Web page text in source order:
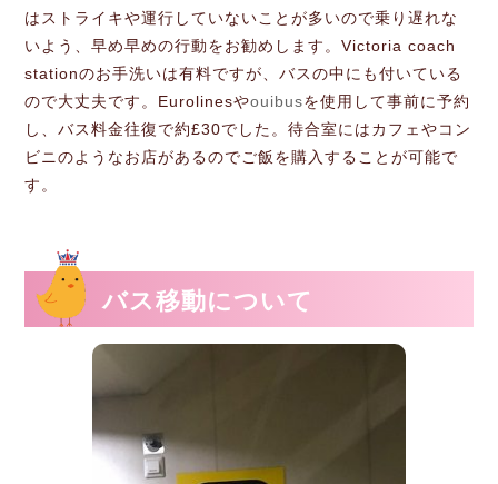
はストライキや運行していないことが多いので乗り遅れな
いよう、早め早めの行動をお勧めします。Victoria coach
stationのお手洗いは有料ですが、バスの中にも付いている
ので大丈夫です。 Eurolinesやouibusを使用して事前に予約
し、バス料金往復で約£30でした。待合室にはカフェやコン
ビニのようなお店があるのでご飯を購入することが可能で
す。
バス移動について